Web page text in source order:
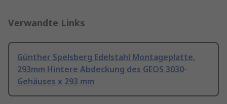
Verwandte Links
Günther Spelsberg Edelstahl Montageplatte,
293mm Hintere Abdeckung des GEOS 3030-
Gehäuses x 293 mm